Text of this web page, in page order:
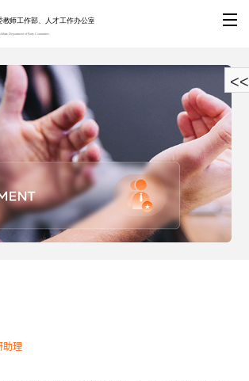
助理
<<